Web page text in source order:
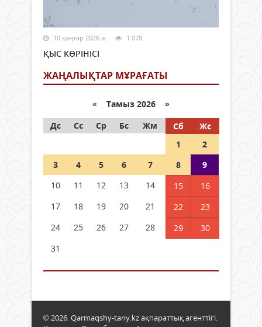
10 қаңтар 2026 ж. 1 078
ҚЫС КӨРІНІСІ
ЖАҢАЛЫҚТАР МҰРАҒАТЫ
« Тамыз 2026 »
Дс
Сс Ср Бс Жм Сб
Жс
1
2
3
4 5 6 7 8
9
10
11 12 13 14 15
16
17
18 19 20 21 22
23
24
25 26 27 28 29
30
31
© 2026. Qarmaqshy-tany.kz ақпараттық агенттігі.